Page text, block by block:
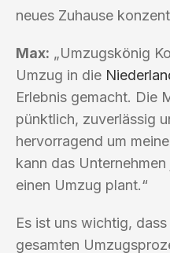
neues Zuhause
Max: „Umzugskönig
Umzug in die
Erlebnis gemacht. Die
pünktlich, zuverlässig
hervorragend um
kann das
einen Umzug plant.“
Es ist uns wichtig,
gesamten